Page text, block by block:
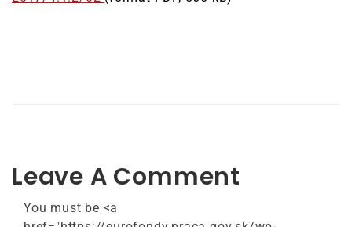
Leave A Comment
You must be <a